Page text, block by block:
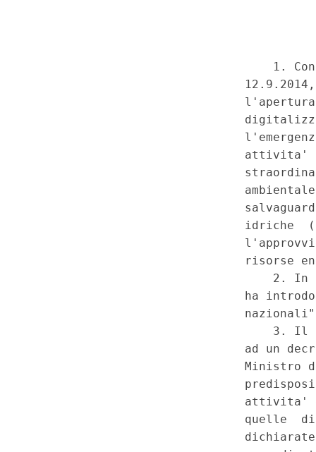
sostegno all'innovazione
del territorio - Lesione del
collaborazione, per la
Regioni - Violazione di
dalla normativa comunitaria.
settembre 2014, n. 133,
dalla legge 11 novembre
complesso e, in particolare,
117, commi primo, secondo
2001/42/CE del 27 giugno
valorizzazione delle risorse
introdotte dal decreto-legge
«sblocca Italia») -
economico, con proprio
delle aree in cui sono
prospezione, ricerca e